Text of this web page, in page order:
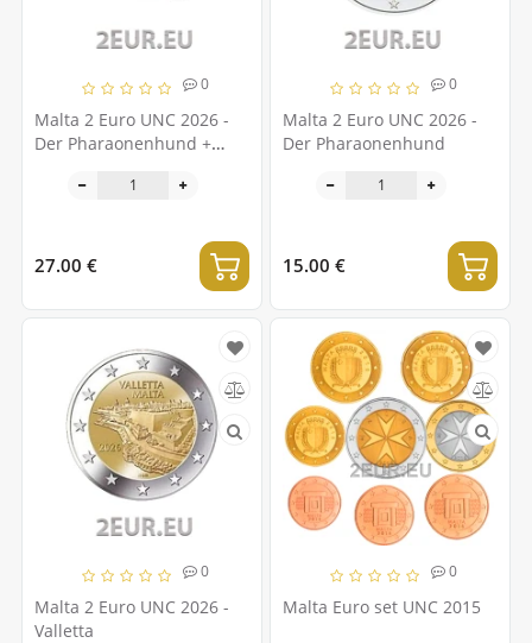
0
Malta 2 Euro UNC 2026 -
Der Pharaonenhund +
27.00 €
0
Malta 2 Euro UNC 2026 -
Der Pharaonenhund
15.00 €
0
Malta 2 Euro UNC 2026 -
Valletta
0
Malta Euro set UNC 2015